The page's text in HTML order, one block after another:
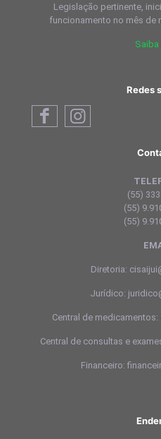
Legislação pertinente,
funcionamento no mês de
Saiba
Redes
(55)
(55)
(55)
Diretoria:
Jurídico:
Central de
Central de consultas e
Financeiro: